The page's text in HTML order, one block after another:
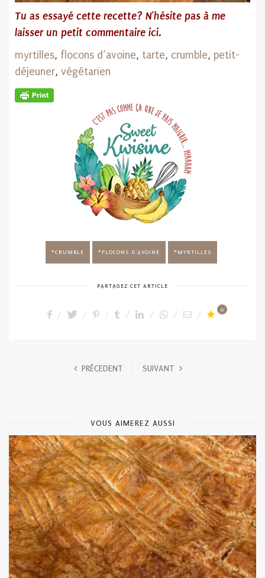
Tu as essayé cette recette? N’hésite pas à me
laisser un petit commentaire ici.
myrtilles, flocons d’avoine, tarte, crumble, petit-
déjeuner, végétarien
CRUMBLE FLOCONS D'AVOINE MYRTILLES
PARTAGEZ CET ARTICLE
0
PRÉCEDENT SUIVANT
VOUS AIMEREZ AUSSI